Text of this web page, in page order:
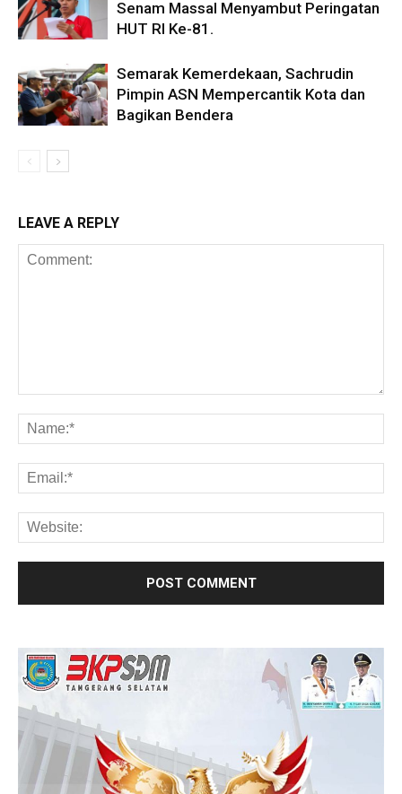
Senam Massal Menyambut Peringatan
HUT RI Ke-81.
Semarak Kemerdekaan, Sachrudin
Pimpin ASN Mempercantik Kota dan
Bagikan Bendera
LEAVE A REPLY